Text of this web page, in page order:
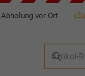
Abholung vor Ort